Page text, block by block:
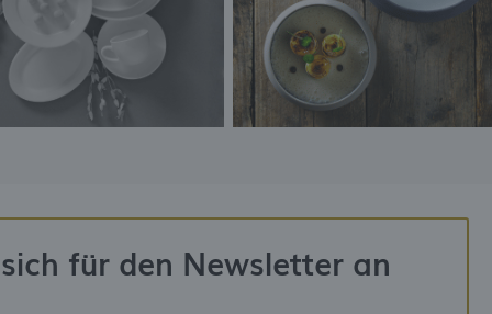
für den Newsletter an